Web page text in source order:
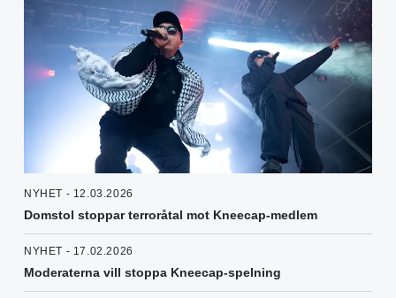
NYHET - 12.03.2026
Domstol stoppar terroråtal mot Kneecap-medlem
NYHET - 17.02.2026
Moderaterna vill stoppa Kneecap-spelning